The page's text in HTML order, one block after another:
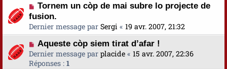
Tornem un còp de mai subre lo projecte de
fusion.
Dernier message par Sergi « 19 avr. 2007, 21:32
Aqueste còp siem tirat d’afar !
Dernier message par placide « 15 avr. 2007, 22:36
Réponses : 1